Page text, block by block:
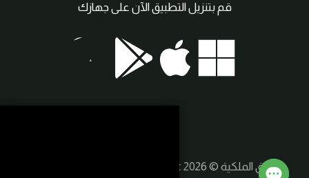
قم بتنزيل التطبيق الآن على جهازك
حقوق الملكية © 2026 SmartCraft | صنع بواسطة